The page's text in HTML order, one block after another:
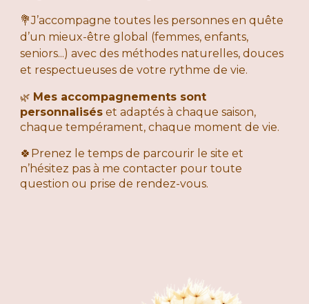
💐J’accompagne toutes les personnes en quête
d’un mieux-être global (femmes, enfants,
seniors...) avec des méthodes naturelles, douces
et respectueuses de votre rythme de vie.
🌿 Mes accompagnements sont
personnalisés et adaptés à chaque saison,
chaque tempérament, chaque moment de vie.
🍀Prenez le temps de parcourir le site et
n’hésitez pas à me contacter pour toute
question ou prise de rendez-vous.